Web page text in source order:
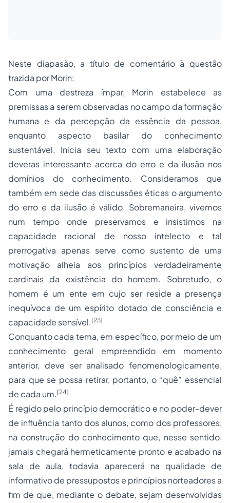
Neste diapasão, a título de comentário à questão
trazida por Morin:
Com uma destreza ímpar, Morin estabelece as
premissas a serem observadas no campo da formação
humana e da percepção da essência da pessoa,
enquanto aspecto basilar do conhecimento
sustentável. Inicia seu texto com uma elaboração
deveras interessante acerca do erro e da ilusão nos
domínios do conhecimento. Consideramos que
também em sede das discussões éticas o argumento
do erro e da ilusão é válido. Sobremaneira, vivemos
num tempo onde preservamos e insistimos na
capacidade racional de nosso intelecto e tal
prerrogativa apenas serve como sustento de uma
motivação alheia aos princípios verdadeiramente
cardinais da existência do homem. Sobretudo, o
homem é um ente em cujo ser reside a presença
inequívoca de um espírito dotado de consciência e
capacidade sensível. [23]
Conquanto cada tema, em específico, por meio de um
conhecimento geral empreendido em momento
anterior, deve ser analisado fenomenologicamente,
para que se possa retirar, portanto, o “quê” essencial
de cada um. [24]
É regido pelo princípio democrático e no poder-dever
de influência tanto dos alunos, como dos professores,
na construção do conhecimento que, nesse sentido,
jamais chegará hermeticamente pronto e acabado na
sala de aula, todavia aparecerá na qualidade de
informativo de pressupostos e princípios norteadores a
fim de que, mediante o debate, sejam desenvolvidas